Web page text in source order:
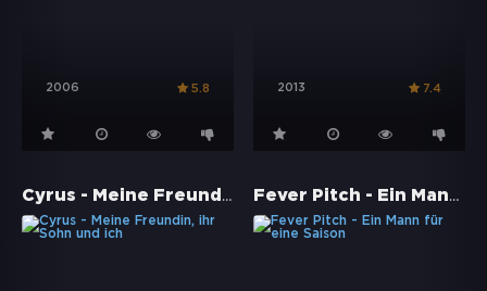
2006 5.8 2013 7.4
Cyrus - Meine Freundin, ihr Sohn und ich Fever Pitch - Ein Mann für eine Saison